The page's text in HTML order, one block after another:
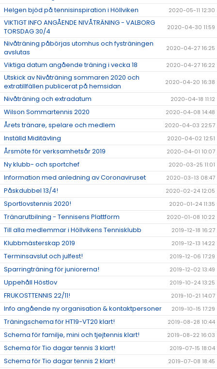
Helgen bjöd på tennisinspiration i Höllviken 2020-05-11 12:30
VIKTIGT INFO ANGÅENDE NIVÅTRÄNING - VALBORG
TORSDAG 30/4
2020-04-30 11:59
Nivåträning påbörjas utomhus och fysträningen
avslutas
2020-04-27 16:25
Viktiga datum angående träning i vecka 18 2020-04-27 16:22
Utskick av Nivåträning sommaren 2020 och
extratillfällen publicerat på hemsidan
2020-04-20 16:38
Nivåträning och extradatum 2020-04-18 11:12
Wilson Sommartennis 2020 2020-04-08 14:48
Årets tränare, spelare och medlem 2020-04-03 22:57
Inställd Miditävling 2020-04-02 12:51
Årsmöte för verksamhetsår 2019 2020-04-01 10:07
Ny klubb- och sportchef 2020-03-25 11:01
Information med anledning av Coronaviruset 2020-03-13 08:47
Påskdubbel 13/4! 2020-02-24 12:05
Sportlovstennis 2020! 2020-01-24 11:35
Tränarutbilning - Tennisens Plattform 2020-01-08 10:22
Till alla medlemmar i Höllvikens Tennisklubb 2019-12-18 16:27
Klubbmästerskap 2019 2019-12-13 14:22
Terminsavslut och julfest! 2019-12-06 17:29
Sparringträning för juniorerna! 2019-12-02 13:49
Uppehåll Höstlov 2019-10-24 13:25
FRUKOSTTENNIS 22/11! 2019-10-21 14:07
Info angående ny organisation & kontaktpersoner 2019-10-15 17:29
Träningschema för HT19-VT20 klart! 2019-08-28 10:44
Schema för familje, mini och tjejtennis klart! 2019-08-22 16:03
Schema för Tio dagar tennis 3 klart! 2019-07-15 18:04
Schema för Tio dagar tennis 2 klart! 2019-07-08 18:45